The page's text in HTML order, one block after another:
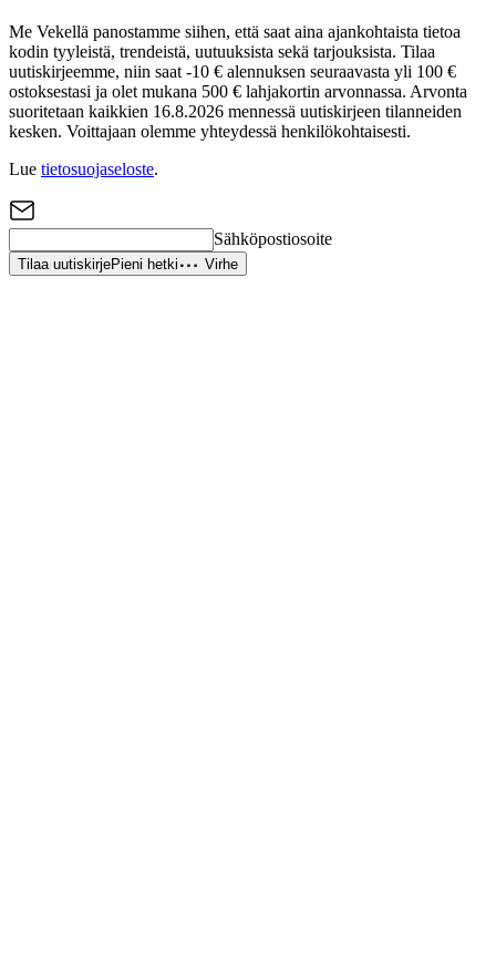
Me Vekellä panostamme siihen, että saat aina ajankohtaista tietoa
kodin tyyleistä, trendeistä, uutuuksista sekä tarjouksista. Tilaa
uutiskirjeemme, niin saat -10 € alennuksen seuraavasta yli 100 €
ostoksestasi ja olet mukana 500 € lahjakortin arvonnassa. Arvonta
suoritetaan kaikkien 16.8.2026 mennessä uutiskirjeen tilanneiden
kesken. Voittajaan olemme yhteydessä henkilökohtaisesti.
Lue tietosuojaseloste.
Sähköpostiosoite
Tilaa uutiskirjePieni hetki Virhe